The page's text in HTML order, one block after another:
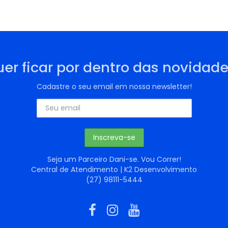
ficar por dentro das
Cadastre o seu email em nossa newsletter!
Seja um Parceiro Dani-se. Vou Correr!
Central de Atendimento | K2 Desenvolvimento
(27) 98111-5444